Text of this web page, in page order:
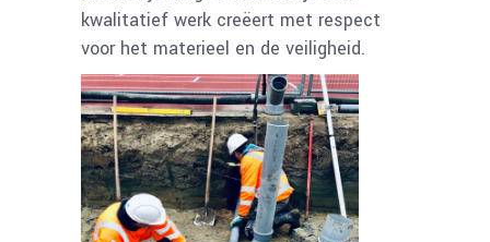
kwalitatief werk creëert met respect
voor het materieel en de veiligheid.